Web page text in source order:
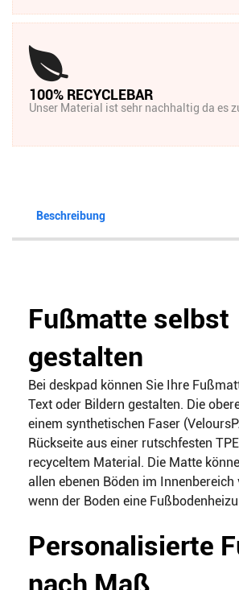
100% RECYCLEBAR
Unser Material ist sehr nachhaltig da es
Beschreibung
Fußmatte selbst
gestalten
Bei deskpad können Sie Ihre
Text oder Bildern gestalten. Die
einem synthetischen Faser
Rückseite aus einer rutschfesten
recyceltem Material. Die Matte
allen ebenen Böden im Innenbereich
wenn der Boden eine
Personalisierte
nach Maß